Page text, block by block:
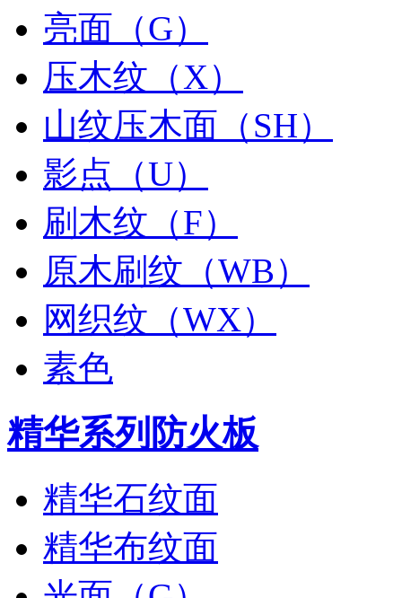
亮面（G）
压木纹（X）
山纹压木面（SH）
影点（U）
刷木纹（F）
原木刷纹（WB）
网织纹（WX）
素色
精华系列防火板
精华石纹面
精华布纹面